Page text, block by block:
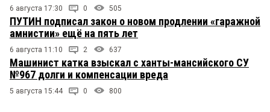
6 августа 17:30 0 505
ПУТИН подписал закон о новом продлении «гаражной
амнистии» ещё на пять лет
6 августа 11:10 2 637
Машинист катка взыскал с ханты-мансийского СУ
№967 долги и компенсации вреда
5 августа 15:44 0 800